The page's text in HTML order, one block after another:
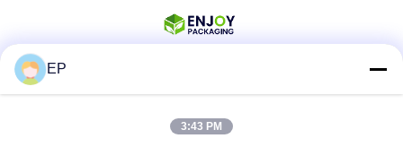
EP
3:43 PM